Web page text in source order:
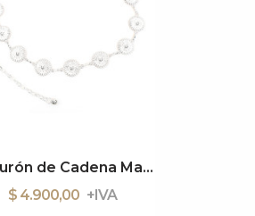
Cinturón de Cadena Margo
$ 4.900,00